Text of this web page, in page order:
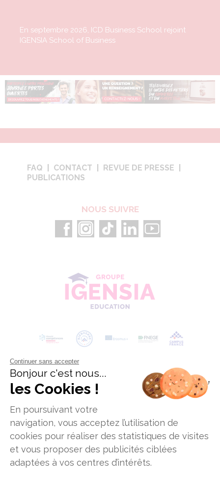
En septembre 2026, ICD Business School rejoint
IGENSIA School of Business
FAQ CONTACT
REVUE DE PRESSE
PUBLICATIONS
NOUS SUIVRE
Données personnelles
Mentions legales
Offres d'emploi
Plan du site
Continuer sans accepter
Bonjour c'est nous...
les Cookies !
En poursuivant votre
navigation, vous acceptez l’utilisation de
cookies pour réaliser des statistiques de visites
et vous proposer des publicités ciblées
adaptées à vos centres d’intérêts.